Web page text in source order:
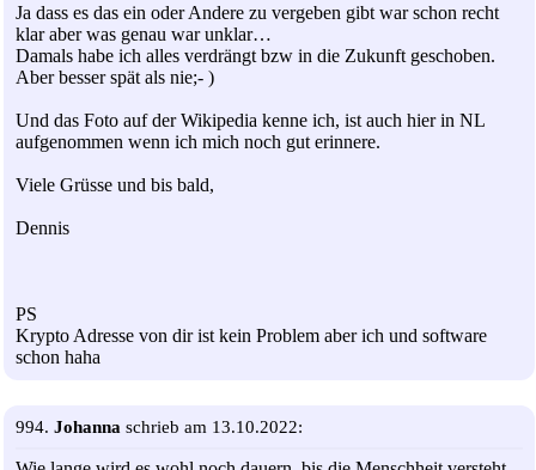
Ja dass es das ein oder Andere zu vergeben gibt war schon recht
klar aber was genau war unklar…
Damals habe ich alles verdrängt bzw in die Zukunft geschoben.
Aber besser spät als nie;- )
Und das Foto auf der Wikipedia kenne ich, ist auch hier in NL
aufgenommen wenn ich mich noch gut erinnere.
Viele Grüsse und bis bald,
Dennis
PS
Krypto Adresse von dir ist kein Problem aber ich und software
schon haha
994. Johanna schrieb am 13.10.2022: